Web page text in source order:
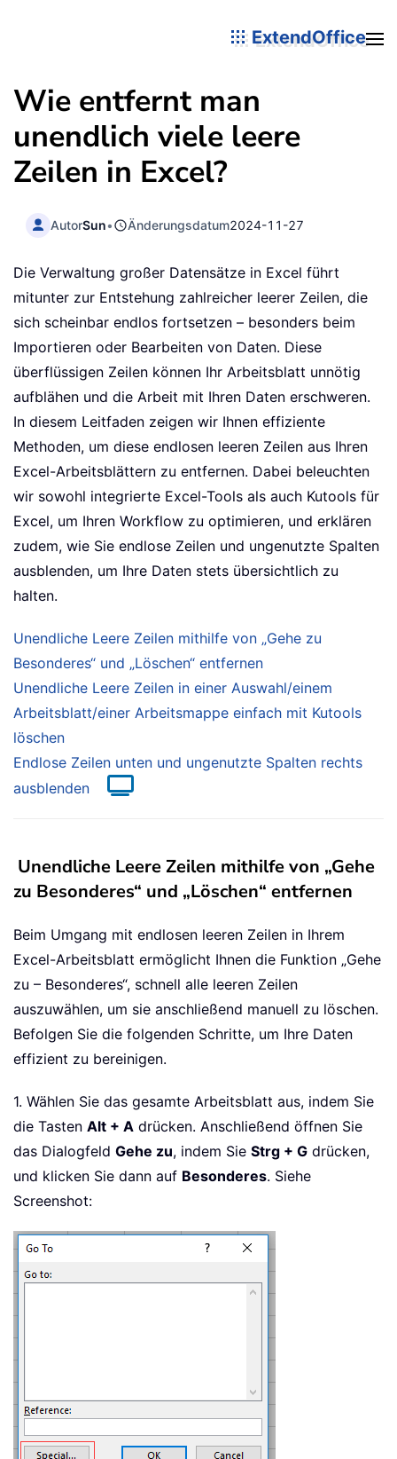
ExtendOffice
Wie entfernt man
unendlich viele leere
Zeilen in Excel?
AutorSun• Änderungsdatum2024-11-27
Die Verwaltung großer Datensätze in Excel führt
mitunter zur Entstehung zahlreicher leerer Zeilen, die
sich scheinbar endlos fortsetzen – besonders beim
Importieren oder Bearbeiten von Daten. Diese
überflüssigen Zeilen können Ihr Arbeitsblatt unnötig
aufblähen und die Arbeit mit Ihren Daten erschweren.
In diesem Leitfaden zeigen wir Ihnen effiziente
Methoden, um diese endlosen leeren Zeilen aus Ihren
Excel-Arbeitsblättern zu entfernen. Dabei beleuchten
wir sowohl integrierte Excel-Tools als auch Kutools für
Excel, um Ihren Workflow zu optimieren, und erklären
zudem, wie Sie endlose Zeilen und ungenutzte Spalten
ausblenden, um Ihre Daten stets übersichtlich zu
halten.
Unendliche Leere Zeilen mithilfe von „Gehe zu
Besonderes“ und „Löschen“ entfernen
Unendliche Leere Zeilen in einer Auswahl/einem
Arbeitsblatt/einer Arbeitsmappe einfach mit Kutools
löschen
Endlose Zeilen unten und ungenutzte Spalten rechts
ausblenden
Unendliche Leere Zeilen mithilfe von „Gehe
zu Besonderes“ und „Löschen“ entfernen
Beim Umgang mit endlosen leeren Zeilen in Ihrem
Excel-Arbeitsblatt ermöglicht Ihnen die Funktion „Gehe
zu – Besonderes“, schnell alle leeren Zeilen
auszuwählen, um sie anschließend manuell zu löschen.
Befolgen Sie die folgenden Schritte, um Ihre Daten
effizient zu bereinigen.
1. Wählen Sie das gesamte Arbeitsblatt aus, indem Sie
die Tasten Alt + A drücken. Anschließend öffnen Sie
das Dialogfeld Gehe zu, indem Sie Strg + G drücken,
und klicken Sie dann auf Besonderes. Siehe
Screenshot: